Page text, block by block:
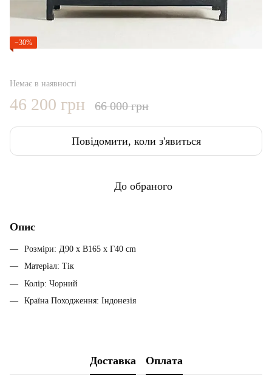
−30%
Немає в наявності
46 200 грн 66 000 грн
Повідомити, коли з'явиться
До обраного
Опис
Розміри: Д90 x В165 x Г40 cm
Матеріал: Тік
Колір: Чорний
Країна Походження: Індонезія
Доставка Оплата